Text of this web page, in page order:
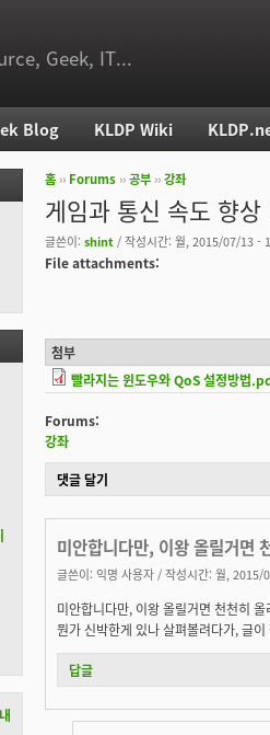
Geek, IT...
현재 위치
홈 ›› Forums ››공부 ››강좌
게임과 통신 속도
글쓴이: shint / 작성시간: 월, 2015/07/13 -
File attachments:
첨부
빨라지는 윈도우와 QoS 설정방법
Forums:
강좌
댓글 달기
미안합니다만, 이왕 올릴거면
글쓴이: 익명 사용자 / 작성시간: 월, 2015/
미안합니다만, 이왕 올릴거면 천천히
뭔가 신박한게 있나 살펴볼려다가, 글
답글
Blog KLDP Wiki